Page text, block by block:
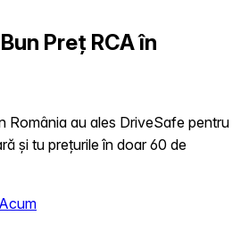
Preț RCA în
România au ales DriveSafe pentru
și tu prețurile în doar 60 de